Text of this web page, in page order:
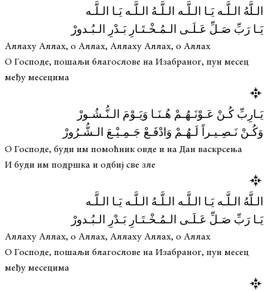
الـلَّهُ الـلَّـه يَـا الـلَّـه الـلَّـهُ الـلَّـه يَـا الـلَّـه
يَـا رَبِّ صَـلِّ عَـلَـى الـمُـخْـتَـارِ بَـدْرِ الـبُـدورْ
Аллаху Аллах, о Аллах, Аллаху Аллах, о Аллах
О Господе, пошаљи благослове на Изабраног, пун месец
међу месецима
يَـارِبِّ كُـنْ عَـوْنَـهُـمْ هُـنَـا وَيَـوْمَ الـنُّـشُـورْ
وَكُـنْ نَـصِـيـراً لَـهُـمْ وَادْفَـعْ جَـمِـيْـعَ الـشُّـرُورْ
О Господе, буди им помоћник овде и на Дан васкрсења
И буди им подршка и одбиј све зле
الـلَّهُ الـلَّـه يَـا الـلَّـه الـلَّـهُ الـلَّـه يَـا الـلَّـه
يَـا رَبِّ صَـلِّ عَـلَـى الـمُـخْـتَـارِ بَـدْرِ الـبُـدورْ
Аллаху Аллах, о Аллах, Аллаху Аллах, о Аллах
О Господе, пошаљи благослове на Изабраног, пун месец
међу месецима